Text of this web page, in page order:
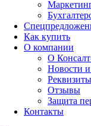
Как купить
О компании
О
Новости
Отзывы
Защита
Контакты